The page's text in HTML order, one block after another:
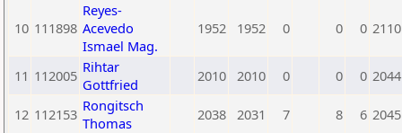
10 111898
Reyes-
Acevedo
Ismael Mag.
1952 1952 0 0 0 2110
11 112005 Rihtar
Gottfried
2010 2010 0 0 0 2044
12 112153 Rongitsch
Thomas
2038 2031 7 8 6 2045